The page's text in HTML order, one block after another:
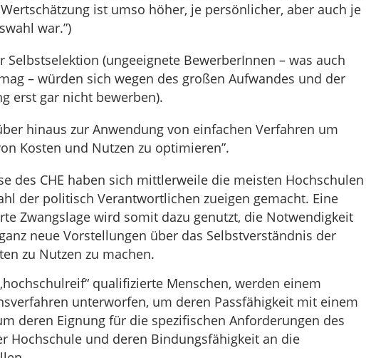
ist umso höher, je persönlicher, aber auch je
war.”)
Selbstselektion (ungeeignete BewerberInnen – was auch
– würden sich wegen des großen Aufwandes und der
erst gar nicht bewerben).
hinaus zur Anwendung von einfachen Verfahren um
Kosten und Nutzen zu optimieren”.
des CHE haben sich mittlerweile die meisten Hochschulen
der politisch Verantwortlichen zueigen gemacht. Eine
Zwangslage wird somit dazu genutzt, die Notwendigkeit
neue Vorstellungen über das Selbstverständnis der
zu Nutzen zu machen.
qualifizierte Menschen, werden einem
unterworfen, um deren Passfähigkeit mit einem
deren Eignung für die spezifischen Anforderungen des
Hochschule und deren Bindungsfähigkeit an die